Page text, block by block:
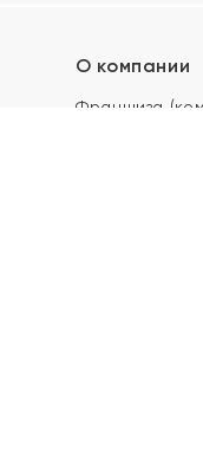
О компании
Франшиза